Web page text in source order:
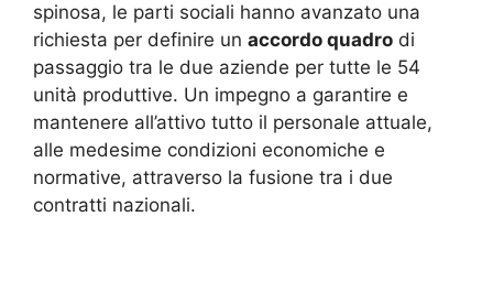
spinosa, le parti sociali hanno avanzato una
richiesta per definire un accordo quadro di
passaggio tra le due aziende per tutte le 54
unità produttive. Un impegno a garantire e
mantenere all’attivo tutto il personale attuale,
alle medesime condizioni economiche e
normative, attraverso la fusione tra i due
contratti nazionali.